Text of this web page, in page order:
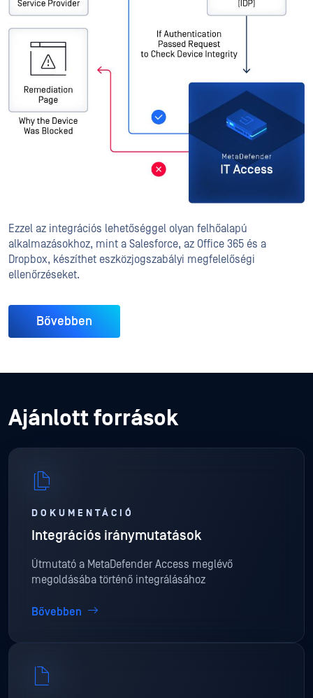
Ezzel az integrációs lehetőséggel olyan felhőalapú
alkalmazásokhoz, mint a Salesforce, az Office 365 és a
Dropbox, készíthet eszközjogszabályi megfelelőségi
ellenőrzéseket.
Bővebben
Ajánlott források
DOKUMENTÁCIÓ
Integrációs iránymutatások
Útmutató a MetaDefender Access meglévő
megoldásába történő integrálásához
Bővebben